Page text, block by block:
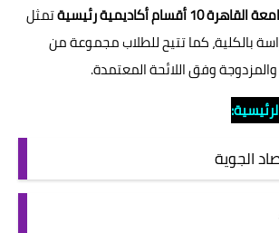
أقسام أكاديمية رئيسية
تمثل
بالكلية، كما تتيح للطلاب مجموعة من
وفق اللائحة المعتمدة.
الجوية